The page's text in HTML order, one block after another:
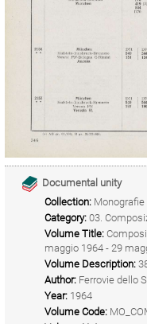
Documental unity
Collection: Monografie
Category: 03.
Volume Title:
maggio 1964 - 29
Volume Description:
Author: Ferrovie dello
Year: 1964
Volume Code: